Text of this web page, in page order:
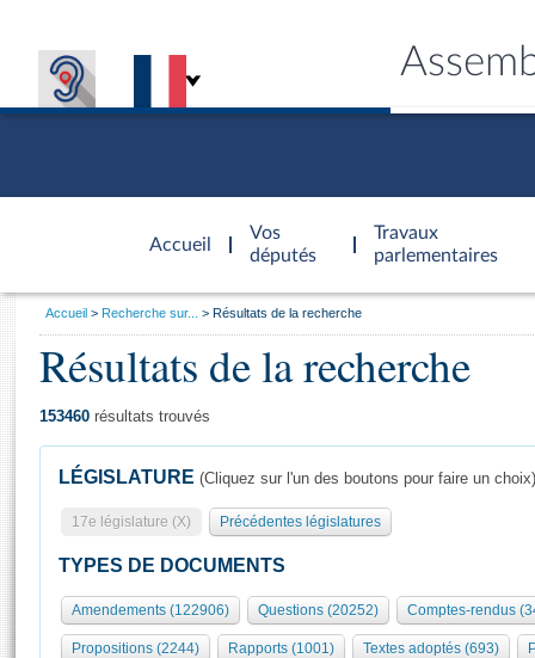
Accueil
d'accueil
Vos
députés
Travaux
parlementaires
Présidence
577 députés
Groupes politiques
Séance publique
Commissions et autres organes
Europe et International
Général
Rôle et pouvoirs de l'Assemblée
Organisation de l'Assemblée
Présidence Conférence des Présidents Bureau Collège des
Visiter l'Assemblée
Visite virtuelle du palais Bourbon
Assister à une séance
Vous
Accueil Recherche sur... Résultats de la recherche
Résultats de la recherche
153460 résultats trouvés
LÉGISLATURE (Cliquez sur l'un des boutons pour faire un choix)
17e législature (X) Précédentes législatures
TYPES DE DOCUMENTS
Amendements (122906) Questions (20252) Comptes-rendus
Propositions (2244) Rapports (1001) Textes adoptés (693)